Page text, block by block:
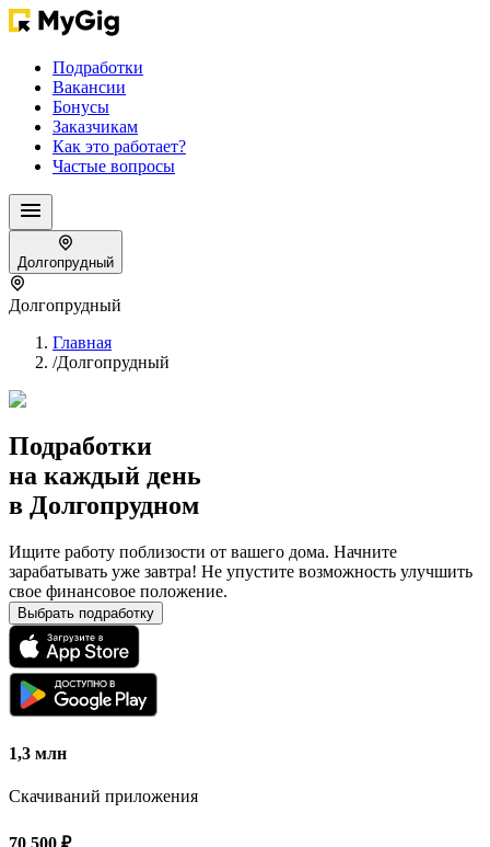
Подработки
Вакансии
Бонусы
Заказчикам
Как это работает?
Частые вопросы
Долгопрудный
Долгопрудный
Главная
/Долгопрудный
Подработки
на каждый день
в Долгопрудном
Ищите работу поблизости от вашего дома. Начните
зарабатывать уже завтра! Не упустите возможность улучшить
свое финансовое положение.
Выбрать подработку
1,3 млн
Скачиваний приложения
70 500 ₽